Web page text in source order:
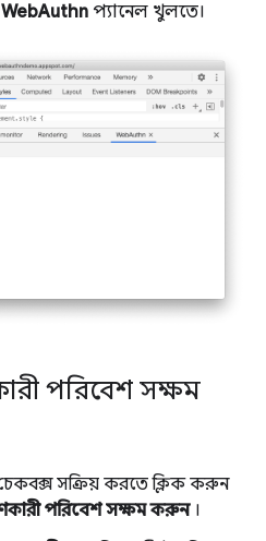
WebAuthn প্যানেল খুলতে।
পরিবেশ সক্ষম
সক্রিয় করতে ক্লিক করুন
পরিবেশ সক্ষম করুন।